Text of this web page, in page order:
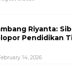
Riyanta:
Pendidikan
14, 2026